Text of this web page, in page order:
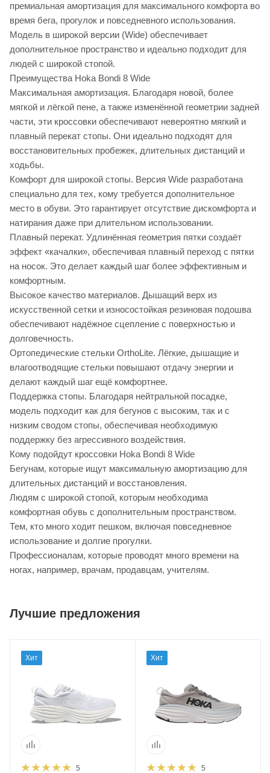
премиальная амортизация для максимального комфорта во
время бега, прогулок и повседневного использования.
Модель в широкой версии (Wide) обеспечивает
дополнительное пространство и идеально подходит для
людей с широкой стопой.
Преимущества Hoka Bondi 8 Wide
Максимальная амортизация. Благодаря новой, более
мягкой и лёгкой пене, а также изменённой геометрии задней
части, эти кроссовки обеспечивают невероятно мягкий и
плавный перекат стопы. Они идеально подходят для
восстановительных пробежек, длительных дистанций и
ходьбы.
Комфорт для широкой стопы. Версия Wide разработана
специально для тех, кому требуется дополнительное
место в обуви. Это гарантирует отсутствие дискомфорта и
натирания даже при длительном использовании.
Плавный перекат. Удлинённая геометрия пятки создаёт
эффект «качалки», обеспечивая плавный переход с пятки
на носок. Это делает каждый шаг более эффективным и
комфортным.
Высокое качество материалов. Дышащий верх из
искусственной сетки и износостойкая резиновая подошва
обеспечивают надёжное сцепление с поверхностью и
долговечность.
Ортопедические стельки OrthoLite. Лёгкие, дышащие и
влагоотводящие стельки повышают отдачу энергии и
делают каждый шаг ещё комфортнее.
Поддержка стопы. Благодаря нейтральной посадке,
модель подходит как для бегунов с высоким, так и с
низким сводом стопы, обеспечивая необходимую
поддержку без агрессивного воздействия.
Кому подойдут кроссовки Hoka Bondi 8 Wide
Бегунам, которые ищут максимальную амортизацию для
длительных дистанций и восстановления.
Людям с широкой стопой, которым необходима
комфортная обувь с дополнительным пространством.
Тем, кто много ходит пешком, включая повседневное
использование и долгие прогулки.
Профессионалам, которые проводят много времени на
ногах, например, врачам, продавцам, учителям.
Лучшие предложения
Хит
5
Хит
5